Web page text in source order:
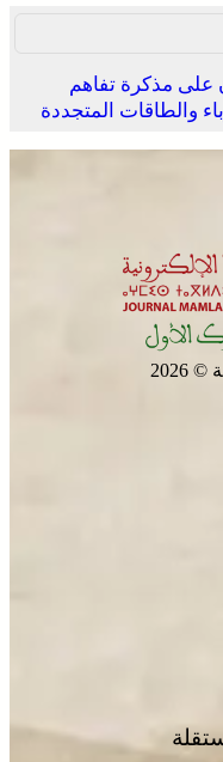
على مذكرة تفاهم
والطاقات المتجددة